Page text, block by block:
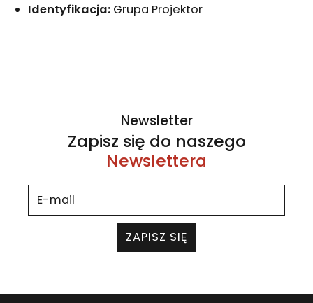
Identyfikacja: Grupa Projektor
Newsletter
Zapisz się do naszego
Newslettera
ZAPISZ SIĘ